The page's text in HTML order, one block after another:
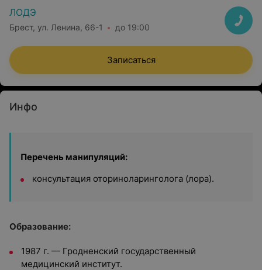
ЛОДЭ
Брест, ул. Ленина, 66-1 до 19:00
Записаться
Инфо
Перечень манипуляций:
консультация оториноларинголога (лора).
Образование:
1987 г. — Гродненский государственный
медицинский институт.